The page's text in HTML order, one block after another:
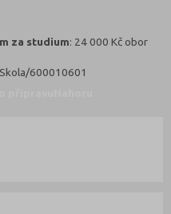
za studium: 24 000 Kč obor
600010601